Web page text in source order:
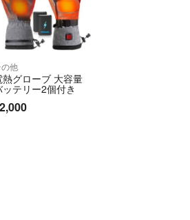
他
熱グローブ 大容量
ッテリー2個付き